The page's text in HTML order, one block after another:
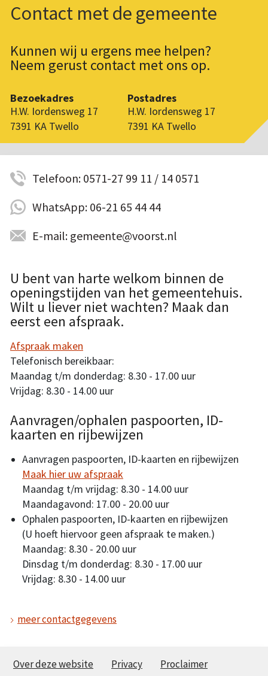
Contact met de gemeente
Kunnen wij u ergens mee helpen?
Neem gerust contact met ons op.
Bezoekadres
H.W. Iordensweg 17
7391 KA Twello
Postadres
H.W. Iordensweg 17
7391 KA Twello
Telefoon: 0571-27 99 11 / 14 0571
WhatsApp: 06-21 65 44 44
E-mail: gemeente@voorst.nl
U bent van harte welkom binnen de
openingstijden van het gemeentehuis.
Wilt u liever niet wachten? Maak dan
eerst een afspraak.
Afspraak maken
Telefonisch bereikbaar:
Maandag t/m donderdag: 8.30 - 17.00 uur
Vrijdag: 8.30 - 14.00 uur
Aanvragen/ophalen paspoorten, ID-
kaarten en rijbewijzen
Aanvragen paspoorten, ID-kaarten en rijbewijzen
Maak hier uw afspraak
Maandag t/m vrijdag: 8.30 - 14.00 uur
Maandagavond: 17.00 - 20.00 uur
Ophalen paspoorten, ID-kaarten en rijbewijzen
(U hoeft hiervoor geen afspraak te maken.)
Maandag: 8.30 - 20.00 uur
Dinsdag t/m donderdag: 8.30 - 17.00 uur
Vrijdag: 8.30 - 14.00 uur
meer contactgegevens
Over deze website Privacy Proclaimer